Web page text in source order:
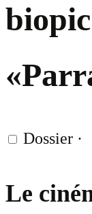
Dossier ·
Le